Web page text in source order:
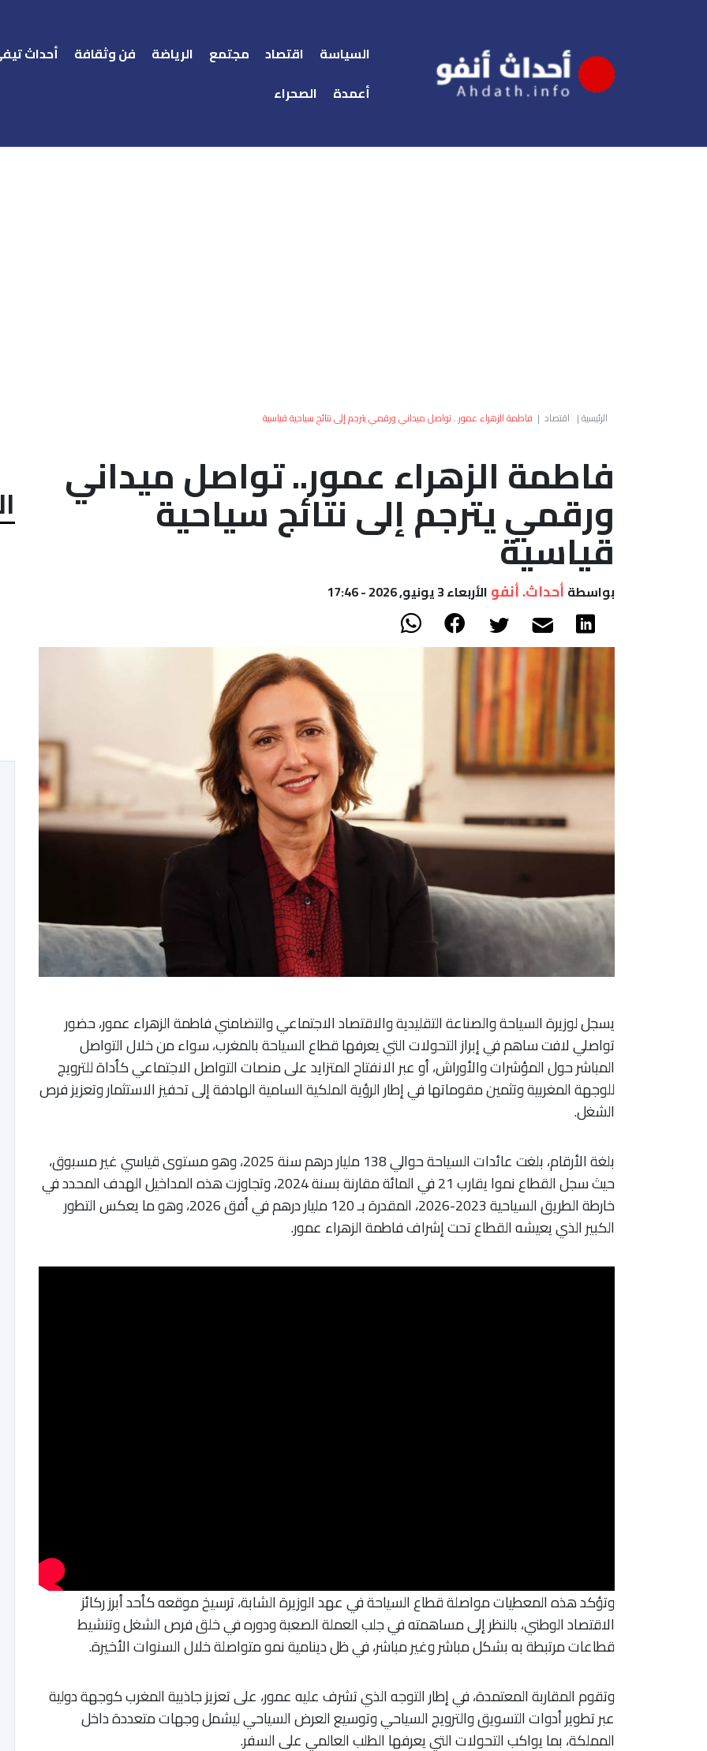
السياسة اقتصاد مجتمع الرياضة فن وثقافة أحداث
أعمدة
الصحراء
الرئيسية| اقتصاد | فاطمة الزهراء عمور.. تواصل ميداني ورقمي يترجم إلى نتائج سياحية قياسية
فاطمة الزهراء عمور.. تواصل ميداني
ورقمي يترجم إلى نتائج سياحية
قياسية
بواسطة أحداث. أنفو الأربعاء 3 يونيو, 2026 - 17:46
يسجل لوزيرة السياحة والصناعة التقليدية والاقتصاد الاجتماعي والتضامني فاطمة الزهراء عمور، حضور
تواصلي لافت ساهم في إبراز التحولات التي يعرفها قطاع السياحة بالمغرب، سواء من خلال التواصل
المباشر حول المؤشرات والأوراش، أو عبر الانفتاح المتزايد على منصات التواصل الاجتماعي كأداة للترويج
للوجهة المغربية وتثمين مقوماتها في إطار الرؤية الملكية السامية الهادفة إلى تحفيز الاستثمار وتعزيز فرص
الشغل.
بلغة الأرقام، بلغت عائدات السياحة حوالي 138 مليار درهم سنة 2025، وهو مستوى قياسي غير مسبوق،
حيث سجل القطاع نموا يقارب 21 في المائة مقارنة بسنة 2024، وتجاوزت هذه المداخيل الهدف المحدد في
خارطة الطريق السياحية 2023-2026، المقدرة بـ 120 مليار درهم في أفق 2026، وهو ما يعكس التطور
الكبير الذي يعيشه القطاع تحت إشراف فاطمة الزهراء عمور.
وتؤكد هذه المعطيات مواصلة قطاع السياحة في عهد الوزيرة الشابة، ترسيخ موقعه كأحد أبرز ركائز
الاقتصاد الوطني، بالنظر إلى مساهمته في جلب العملة الصعبة ودوره في خلق فرص الشغل وتنشيط
قطاعات مرتبطة به بشكل مباشر وغير مباشر، في ظل دينامية نمو متواصلة خلال السنوات الأخيرة.
وتقوم المقاربة المعتمدة، في إطار التوجه الذي تشرف عليه عمور، على تعزيز جاذبية المغرب كوجهة دولية
عبر تطوير أدوات التسويق والترويج السياحي وتوسيع العرض السياحي ليشمل وجهات متعددة داخل
المملكة، بما يواكب التحولات التي يعرفها الطلب العالمي على السفر.